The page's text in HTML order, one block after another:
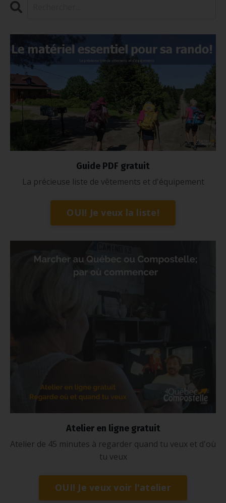
Guide PDF gratuit
La précieuse liste de vêtements et d'équipement
OUI! Je veux la liste!
Atelier en ligne gratuit
Atelier de 45 minutes à regarder quand tu veux et d'où
tu veux
OUI! Je veux voir l'atelier